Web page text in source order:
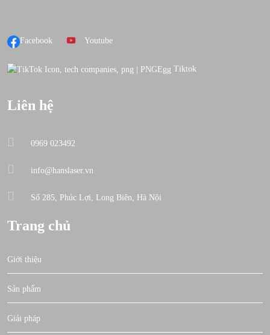
Facebook Youtube
Tiktok
Liên hệ
0969 023492
info@hanslaser.vn
Số 285, Phúc Lợi, Long Biên, Hà Nội
Trang chủ
Giới thiệu
Sản phẩm
Giải pháp